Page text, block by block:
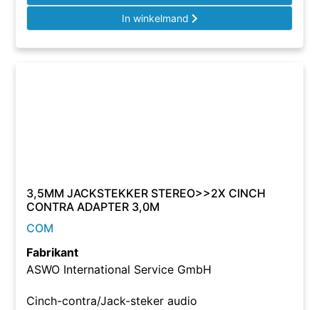
In winkelmand
3,5MM JACKSTEKKER STEREO>>2X CINCH
CONTRA ADAPTER 3,0M
COM
Fabrikant
ASWO International Service GmbH
Cinch-contra/Jack-steker audio